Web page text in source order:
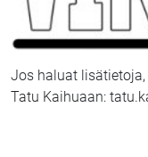
Jos haluat
Tatu Kaihuaan: